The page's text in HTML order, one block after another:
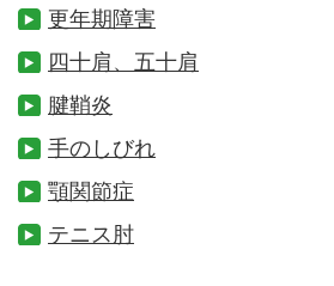
更年期障害
四十肩、五十肩
腱鞘炎
手のしびれ
顎関節症
テニス肘